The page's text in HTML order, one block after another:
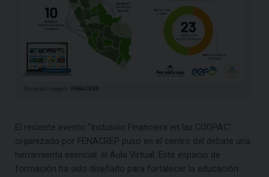
Fonte da Imagem: FENACREP
El reciente evento “Inclusión Financiera en las COOPAC”
organizado por FENACREP puso en el centro del debate una
herramienta esencial: el Aula Virtual. Este espacio de
formación ha sido diseñado para fortalecer la educación